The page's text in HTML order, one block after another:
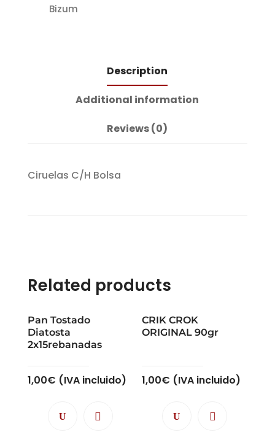
Bizum
Description
Additional information
Reviews (0)
Ciruelas C/H Bolsa
Related products
Pan Tostado
Diatosta
2x15rebanadas
1,00€ (IVA incluido)
CRIK CROK
ORIGINAL 90gr
1,00€ (IVA incluido)